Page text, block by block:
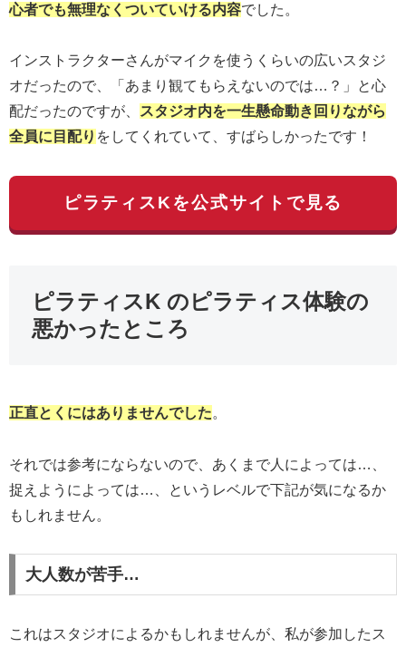
心者でも無理なくついていける内容でした。
インストラクターさんがマイクを使うくらいの広いスタジ
オだったので、「あまり観てもらえないのでは…？」と心
配だったのですが、
スタジオ内を一生懸命動き回りながら
全員に目配り をしてくれていて、すばらしかったです！
ピラティスKを公式サイトで見る
ピラティスK のピラティス体験の
悪かったところ
正直とくにはありませんでした。
それでは参考にならないので、あくまで人によっては…、
捉えようによっては…、というレベルで下記が気になるか
もしれません。
大人数が苦手…
これはスタジオによるかもしれませんが、私が参加したス